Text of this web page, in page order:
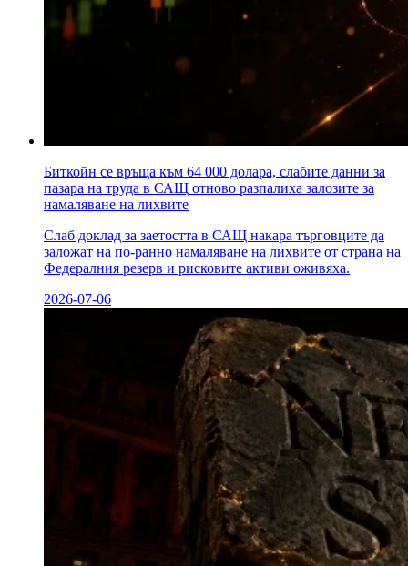
Биткойн се връща към 64 000 долара, слабите данни за
пазара на труда в САЩ отново разпалиха залозите за
намаляване на лихвите
Слаб доклад за заетостта в САЩ накара търговците да
заложат на по-ранно намаляване на лихвите от страна на
Федералния резерв и рисковите активи оживяха.
2026-07-06